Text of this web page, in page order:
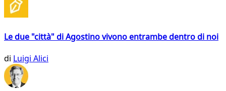
Le due "città" di Agostino vivono entrambe dentro di noi
di Luigi Alici